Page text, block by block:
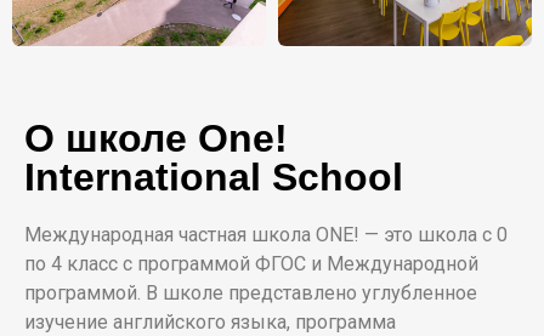
О школе One!
International School
Международная частная школа ONE! — это школа с 0
по 4 класс с программой ФГОС и Международной
программой. В школе представлено углубленное
изучение английского языка, программа